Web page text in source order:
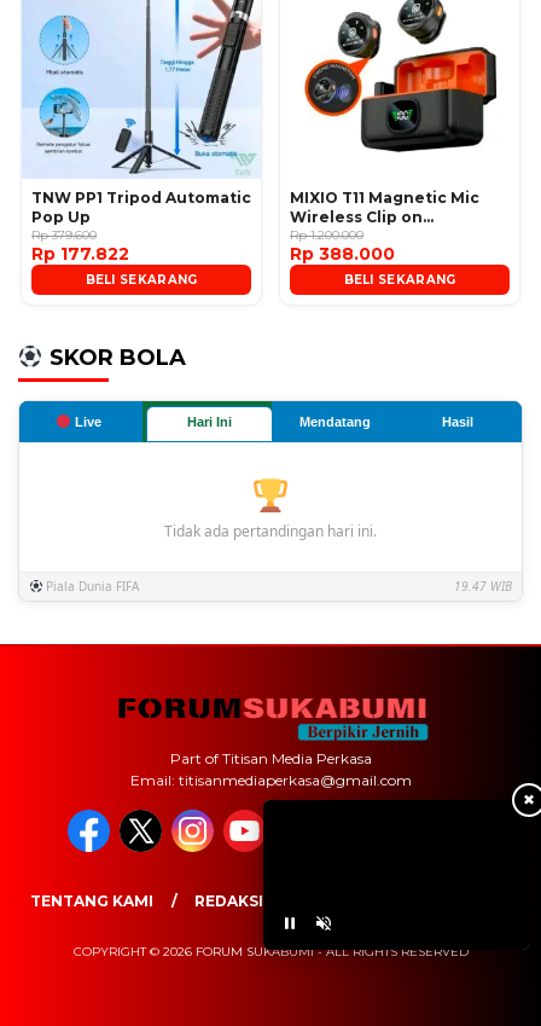
TNW PP1 Tripod Automatic
Pop Up
Rp 379.600
Rp 177.822
BELI SEKARANG
MIXIO T11 Magnetic Mic
Wireless Clip on
Microphone
Rp 1.200.000
Rp 388.000
BELI SEKARANG
SKOR BOLA
Live Hari Ini Mendatang Hasil
Tidak ada pertandingan hari ini.
Piala Dunia FIFA 19.47 WIB
✖
Part of Titisan Media Perkasa
Email: titisanmediaperkasa@gmail.com
TENTANG KAMI REDAKSI
COPYRIGHT © 2026 FORUM SUKABUMI - ALL RIGHTS RESERVED